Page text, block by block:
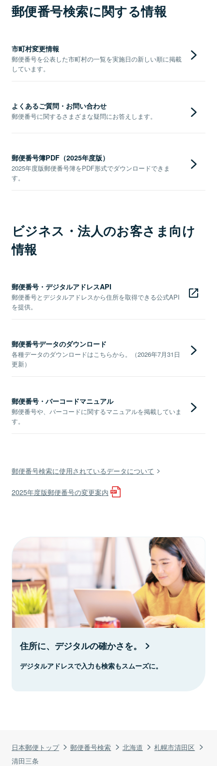
日本郵便トップ 郵便番号検索 北海道
札幌市清田区
清田三条
郵便番号検索に関する情報
市町村変更情報
郵便番号を公表した市町村の一覧を実施日の新しい順に掲載
しています。
よくあるご質問・お問い合わせ
郵便番号に関するさまざまな疑問にお答えします。
郵便番号簿PDF（2025年度版）
2025年度版郵便番号簿をPDF形式でダウンロードできま
す。
ビジネス・法人のお客さま向け
情報
郵便番号・デジタルアドレスAPI
郵便番号とデジタルアドレスから住所を取得できる公式API
を提供。
郵便番号データのダウンロード
各種データのダウンロードはこちらから。（2026年7月31日
更新）
郵便番号・バーコードマニュアル
郵便番号や、バーコードに関するマニュアルを掲載していま
す。
郵便番号検索に使用されているデータについて
2025年度版郵便番号の変更案内
住所に、デジタルの確かさを。
デジタルアドレスで入力も検索もスムーズに。